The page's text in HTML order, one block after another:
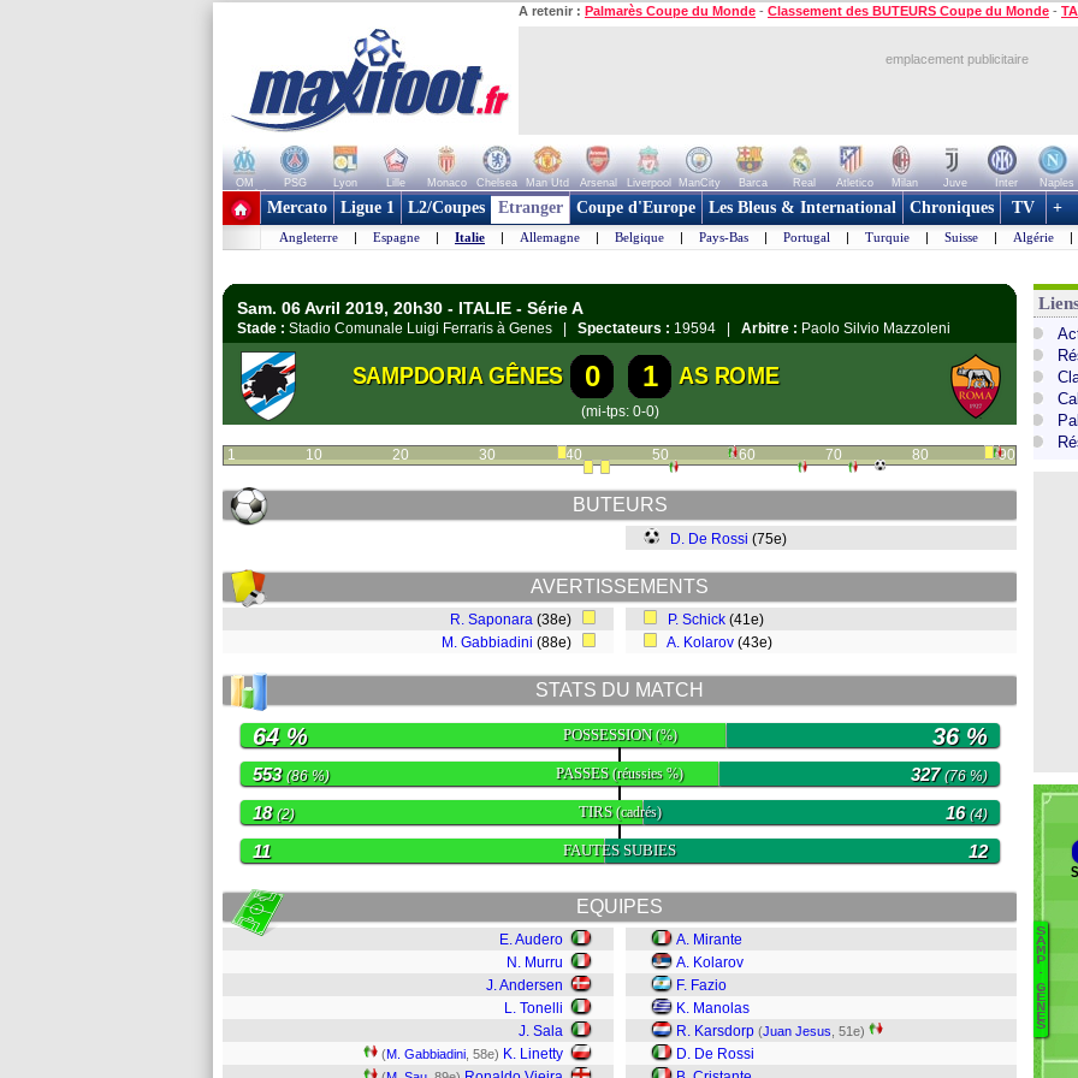
A retenir : Palmarès Coupe du Monde - Classement des BUTEURS Coupe du Monde -
emplacement publicitaire
OM PSG Lyon Lille Monaco Chelsea Man Utd Arsenal Liverpool ManCity Barca Real Atletico Milan Juve Inter Naples
+ de clubs
Mercato Ligue 1 L2/Coupes Etranger Coupe d'Europe Les Bleus & International Chroniques TV +
Angleterre | Espagne | Italie | Allemagne | Belgique | Pays-Bas | Portugal | Turquie | Suisse | Algérie |
Sam. 06 Avril 2019, 20h30 - ITALIE - Série A
Stade : Stadio Comunale Luigi Ferraris à Genes | Spectateurs : 19594 | Arbitre : Paolo Silvio Mazzoleni
SAMPDORIA GÊNES 0 1 AS ROME
(mi-tps: 0-0)
1 10 20 30 40 50 60 70 80 90
BUTEURS
D. De Rossi (75e)
AVERTISSEMENTS
R. Saponara (38e)
M. Gabbiadini (88e)
P. Schick (41e)
A. Kolarov (43e)
STATS DU MATCH
POSSESSION(%)
64 % 36 %
PASSES(réussies %)
553(86 %) 327(76 %)
TIRS(cadrés)
18(2) 16(4)
FAUTES SUBIES
11 12
EQUIPES
E. Audero
N. Murru
J. Andersen
L. Tonelli
J. Sala
(M. Gabbiadini , 58e) K. Linetty
A. Mirante
A. Kolarov
F. Fazio
K. Manolas
R. Karsdorp (Juan Jesus , 51e)
D. De Rossi
S
A
M
P
.
G
Ê
N
E
S